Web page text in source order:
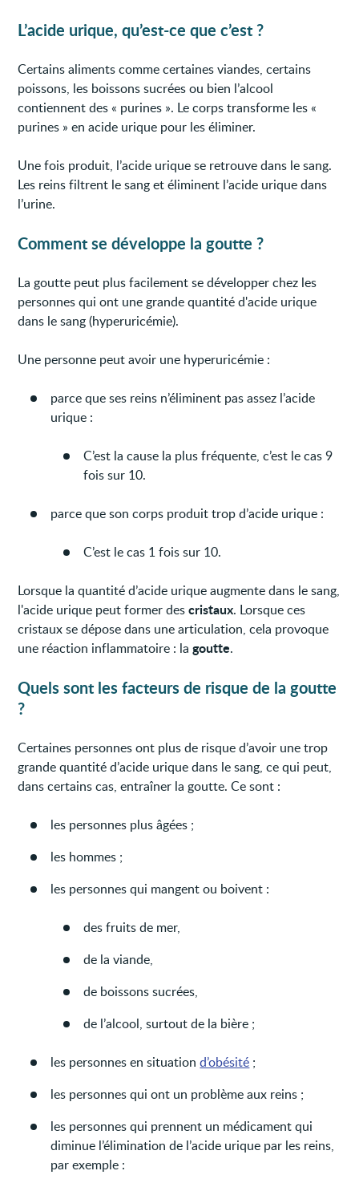
L’acide urique, qu’est-ce que c’est ?
Certains aliments comme certaines viandes, certains
poissons, les boissons sucrées ou bien l’alcool
contiennent des « purines ». Le corps transforme les «
purines » en acide urique pour les éliminer.
Une fois produit, l’acide urique se retrouve dans le sang.
Les reins filtrent le sang et éliminent l’acide urique dans
l’urine.
Comment se développe la goutte ?
La goutte peut plus facilement se développer chez les
personnes qui ont une grande quantité d'acide urique
dans le sang (hyperuricémie).
Une personne peut avoir une hyperuricémie :
parce que ses reins n’éliminent pas assez l’acide
urique :
C’est la cause la plus fréquente, c’est le cas 9
fois sur 10.
parce que son corps produit trop d’acide urique :
C’est le cas 1 fois sur 10.
Lorsque la quantité d’acide urique augmente dans le sang,
l'acide urique peut former descristaux. Lorsque ces
cristaux se dépose dans une articulation, cela provoque
une réaction inflammatoire : lagoutte.
Quels sont les facteurs de risque de la goutte
?
Certaines personnes ont plus de risque d’avoir une trop
grande quantité d’acide urique dans le sang, ce qui peut,
dans certains cas, entraîner la goutte. Ce sont :
les personnes plus âgées ;
les hommes ;
les personnes qui mangent ou boivent :
des fruits de mer,
de la viande,
de boissons sucrées,
de l’alcool, surtout de la bière ;
les personnes en situationd’obésité ;
les personnes qui ont un problème aux reins ;
les personnes qui prennent un médicament qui
diminue l’élimination de l’acide urique par les reins,
par exemple :